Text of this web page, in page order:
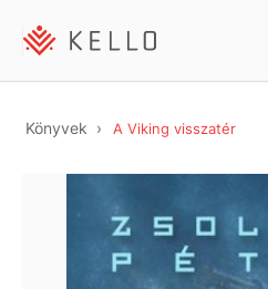
Könyvek A Viking visszatér